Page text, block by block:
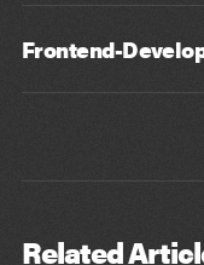
Frontend-
Related